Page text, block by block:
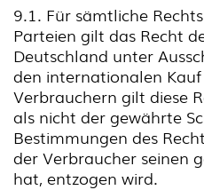
9.1. Für sämtliche
Parteien gilt das Recht
Deutschland unter
den internationalen
Verbrauchern gilt diese
als nicht der gewährte
Bestimmungen des
der Verbraucher seinen
hat, entzogen wird.